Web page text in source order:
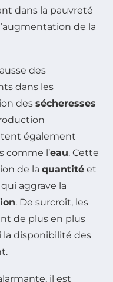
dans la pauvreté
de la
des
dans les
des sécheresses
également
comme l’eau. Cette
de la quantité et
aggrave la
. De surcroît, les
de plus en plus
disponibilité des
il est